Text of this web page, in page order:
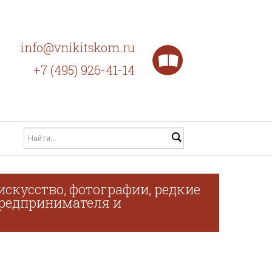
info@vnikitskom.ru
+7 (495) 926-41-14
фотографии, редкие
и